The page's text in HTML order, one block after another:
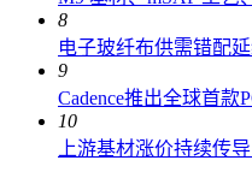
8
电子玻纤布供需错配
9
Cadence推出全球首款
10
上游基材涨价持续传